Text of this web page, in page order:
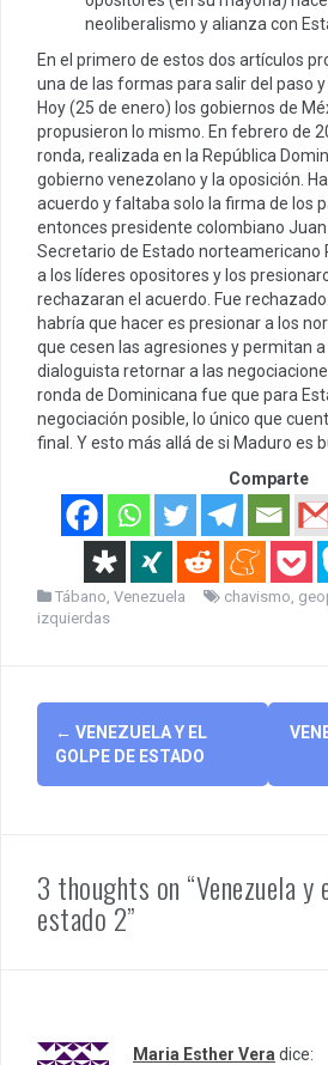
neoliberalismo y alianza con
En el primero de estos dos artículos
una de las formas para salir del paso y
Hoy (25 de enero) los gobiernos de
propusieron lo mismo. En febrero de
ronda, realizada en la República
gobierno venezolano y la oposición.
acuerdo y faltaba solo la firma de los
entonces presidente colombiano Juan
Secretario de Estado norteamericano
a los líderes opositores y los
rechazaran el acuerdo. Fue
habría que hacer es presionar a los
que cesen las agresiones y permitan
dialoguista retornar a las
ronda de Dominicana fue que para
negociación posible, lo único que
final. Y esto más allá de si Maduro es
Comparte
Tábano Venezuela chavismo
izquierdas
Post
navigation
← VENEZUELA Y EL
GOLPE DE ESTADO
3 thoughts on “Venezuela y
estado 2”
Maria Esther Vera dice: